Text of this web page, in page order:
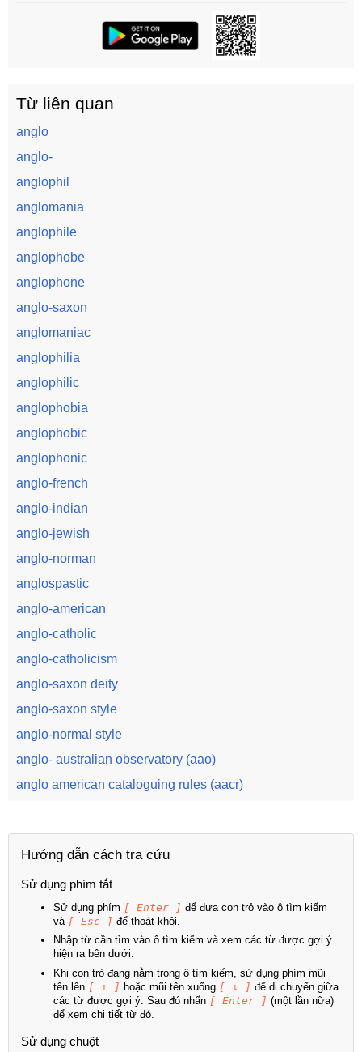
Từ liên quan
anglo
anglo-
anglophil
anglomania
anglophile
anglophobe
anglophone
anglo-saxon
anglomaniac
anglophilia
anglophilic
anglophobia
anglophobic
anglophonic
anglo-french
anglo-indian
anglo-jewish
anglo-norman
anglospastic
anglo-american
anglo-catholic
anglo-catholicism
anglo-saxon deity
anglo-saxon style
anglo-normal style
anglo- australian observatory (aao)
anglo american cataloguing rules (aacr)
Hướng dẫn cách tra cứu
Sử dụng phím tắt
Sử dụng phím [ Enter ] để đưa con trỏ vào ô tìm kiếm
và [ Esc ] để thoát khỏi.
Nhập từ cần tìm vào ô tìm kiếm và xem các từ được gợi ý
hiện ra bên dưới.
Khi con trỏ đang nằm trong ô tìm kiếm, sử dụng phím mũi
tên lên [ ↑ ] hoặc mũi tên xuống [ ↓ ] để di chuyển giữa
các từ được gợi ý. Sau đó nhấn [ Enter ] (một lần nữa)
để xem chi tiết từ đó.
Sử dụng chuột